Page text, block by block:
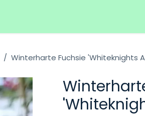
Winterharte Fuchsie 'Whiteknights